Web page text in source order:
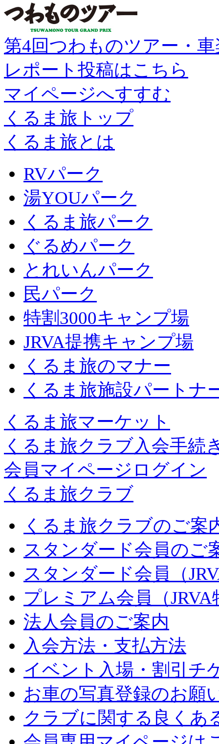
第4回つわものツアー・
レポート投稿はこちら
マイページへすすむ
くるま旅トップ
くるま旅とは
RVパーク
湯YOUパーク
くるま旅パーク
ぐるめパーク
とれいんパーク
民パーク
特割3000キャンプ場
JRVA提携キャンプ場
くるま旅のマナー
くるま旅施設パートナ
くるま旅マーケット
くるま旅クラブ入会手続
会員マイページログイン
くるま旅クラブ
くるま旅クラブのご案
スタンダード会員のご
スタンダード会員（
プレミアム会員（
法人会員のご案内
入会方法・支払方法
イベント入場・割引チ
お車の写真登録のお願
クラブに関する良くあ